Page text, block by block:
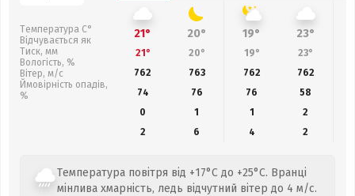
Температура С°
Відчувається як
Тиск, мм
Вологість, %
Вітер, м/с
Ймовірність опадів,
%
21° 20° 19° 23°
21° 20° 19° 23°
762
763 762 762
74
76 76 58
0
1 1
2
2
6 4 2
Температура повітря від +17°C до +25°C. Вранці
мінлива хмарність, ледь відчутний вітер до 4 м/с.